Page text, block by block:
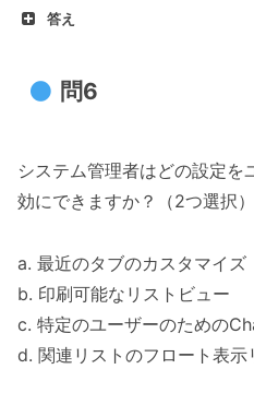
答え
問6
システム管理者はどの設定
効にできますか？（2つ選択）
a. 最近のタブのカスタマイズ
b. 印刷可能なリストビュー
c. 特定のユーザーのための
d. 関連リストのフロート表示